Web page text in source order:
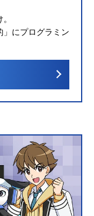
」にプログラミン